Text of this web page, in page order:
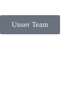
Unser Team